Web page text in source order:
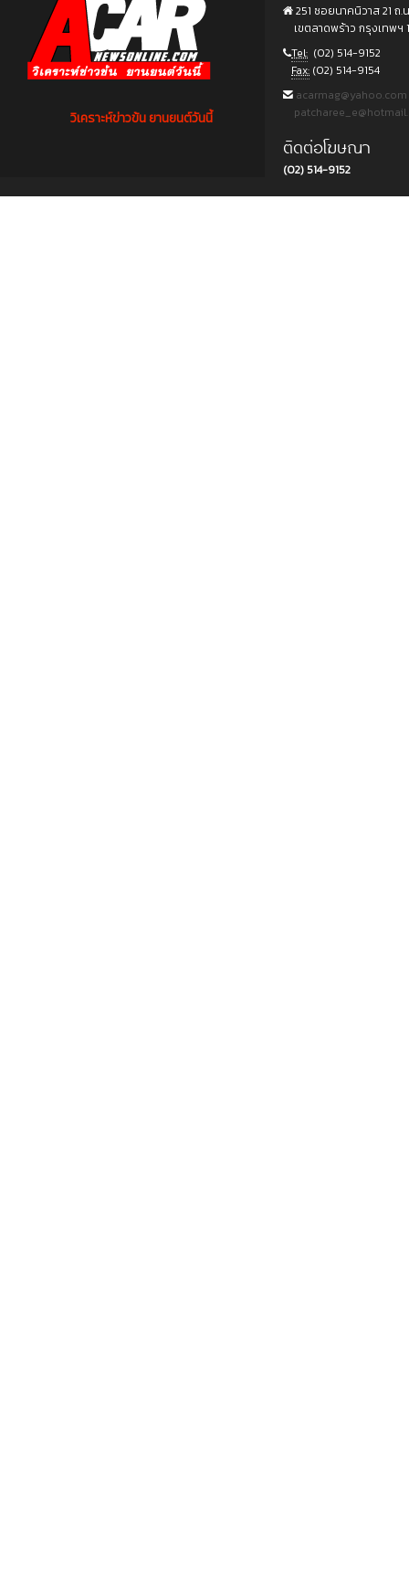
วิเคราะห์ข่าวข้น ยานยนต์วันนี้
251 ซอยนาคนิวาส 21 ถ
เขตลาดพร้าว กรุงเทพฯ
Tel: (02) 514-9152
Fax: (02) 514-9154
acarmag@yahoo.com
ติดต่อโฆษณา
(02) 514-9152